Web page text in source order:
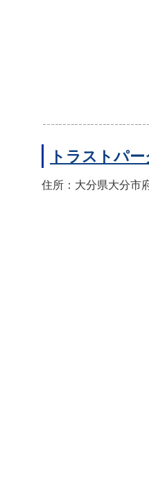
トラストパ
住所：大分県大分市